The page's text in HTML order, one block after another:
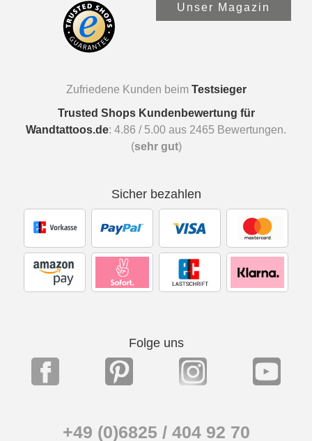
Unser Magazin
Zufriedene Kunden beim Testsieger
Trusted Shops Kundenbewertung für
Wandtattoos.de: 4.86 / 5.00 aus 2465 Bewertungen.
(sehr gut)
Sicher bezahlen
Folge uns
+49 (0)6825 / 404 92 70